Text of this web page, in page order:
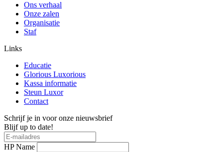
Ons verhaal
Onze zalen
Organisatie
Staf
Links
Educatie
Glorious Luxorious
Kassa informatie
Steun Luxor
Contact
Schrijf je in voor onze nieuwsbrief
Blijf up to date!
HP Name